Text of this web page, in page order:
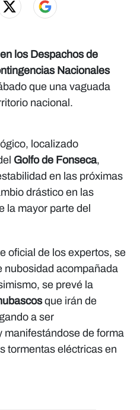
los Despachos de
Nacionales
que una vaguada
nacional.
localizado
Golfo de Fonseca,
en las próximas
drástico en las
la mayor parte del
oficial de los expertos, se
nubosidad acompañada
se prevé la
que irán de
a ser
manifestándose de forma
tormentas eléctricas en